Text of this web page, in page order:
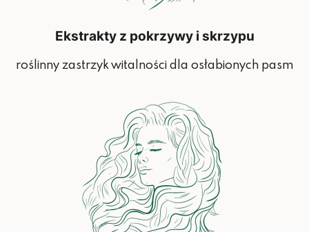
Ekstrakty z pokrzywy i skrzypu
roślinny zastrzyk witalności dla osłabionych pasm